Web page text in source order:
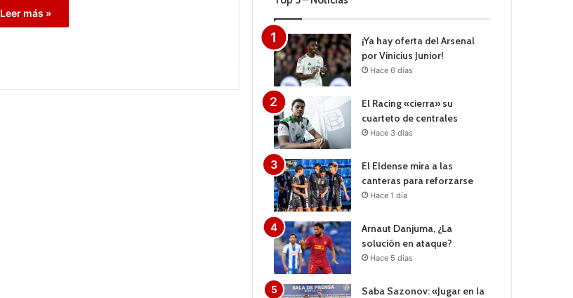
Leer más »
¡Ya hay oferta del Arsenal
por Vinicius Junior!
Hace 6 días
El Racing «cierra» su
cuarteto de centrales
Hace 3 días
El Eldense mira a las
canteras para reforzarse
Hace 1 día
Arnaut Danjuma, ¿La
solución en ataque?
Hace 5 días
Saba Sazonov: «Jugar en la